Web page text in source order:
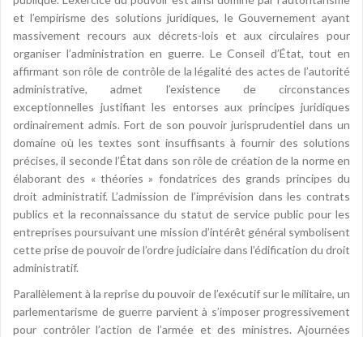
et l’empirisme des solutions juridiques, le Gouvernement ayant
massivement recours aux décrets-lois et aux circulaires pour
organiser l’administration en guerre. Le Conseil d’État, tout en
affirmant son rôle de contrôle de la légalité des actes de l’autorité
administrative, admet l’existence de circonstances
exceptionnelles justifiant les entorses aux principes juridiques
ordinairement admis. Fort de son pouvoir jurisprudentiel dans un
domaine où les textes sont insuffisants à fournir des solutions
précises, il seconde l’État dans son rôle de création de la norme en
élaborant des « théories » fondatrices des grands principes du
droit administratif. L’admission de l’imprévision dans les contrats
publics et la reconnaissance du statut de service public pour les
entreprises poursuivant une mission d’intérêt général symbolisent
cette prise de pouvoir de l’ordre judiciaire dans l’édification du droit
administratif.
Parallèlement à la reprise du pouvoir de l’exécutif sur le militaire, un
parlementarisme de guerre parvient à s’imposer progressivement
pour contrôler l’action de l’armée et des ministres. Ajournées